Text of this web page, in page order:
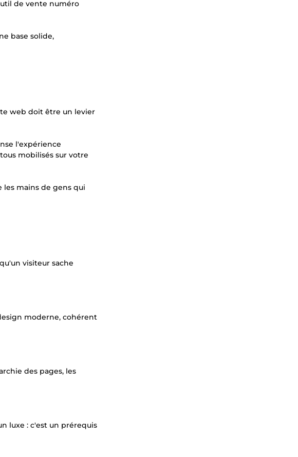
de vente numéro
base solide,
web doit être un levier
l'expérience
mobilisés sur votre
les mains de gens qui
visiteur sache
moderne, cohérent
des pages, les
luxe : c'est un prérequis